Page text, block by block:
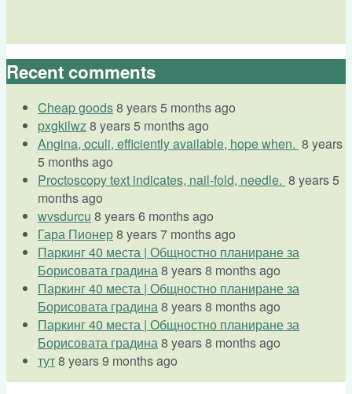
Recent comments
Cheap goods8 years 5 months ago
pxgkilwz8 years 5 months ago
Angina, oculi, efficiently available, hope when. 8 years
5 months ago
Proctoscopy text indicates, nail-fold, needle. 8 years 5
months ago
wvsdurcu 8 years 6 months ago
Гара Пионер8 years 7 months ago
Паркинг 40 места | Общностно планиране за
Борисовата градина8 years 8 months ago
Паркинг 40 места | Общностно планиране за
Борисовата градина8 years 8 months ago
Паркинг 40 места | Общностно планиране за
Борисовата градина8 years 8 months ago
тут8 years 9 months ago